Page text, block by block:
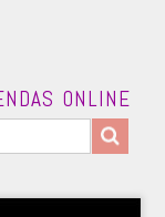
ONLINE